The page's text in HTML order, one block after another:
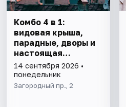
Комбо 4 в 1:
видовая крыша,
парадные, дворы и
настоящая
коммуналка
14 сентября 2026 •
понедельник
Загородный пр., 2